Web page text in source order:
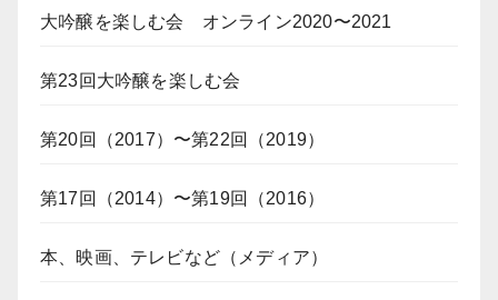
大吟醸を楽しむ会 オンライン2020〜2021
第23回大吟醸を楽しむ会
第20回（2017）〜第22回（2019）
第17回（2014）〜第19回（2016）
本、映画、テレビなど（メディア）